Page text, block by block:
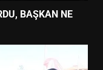
BAŞKAN NE